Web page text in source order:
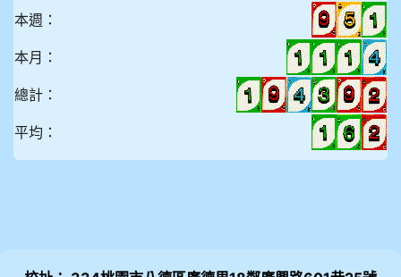
本週：
本月：
總計：
平均：